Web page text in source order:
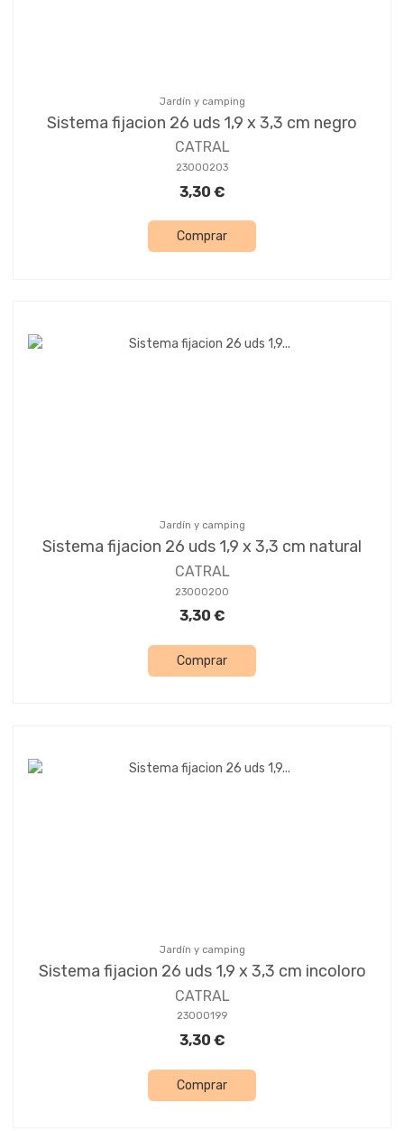
Jardín y camping
Sistema fijacion 26 uds 1,9 x 3,3 cm negro
CATRAL
23000203
3,30 €
Comprar
Jardín y camping
Sistema fijacion 26 uds 1,9 x 3,3 cm natural
CATRAL
23000200
3,30 €
Comprar
Jardín y camping
Sistema fijacion 26 uds 1,9 x 3,3 cm incoloro
CATRAL
23000199
3,30 €
Comprar